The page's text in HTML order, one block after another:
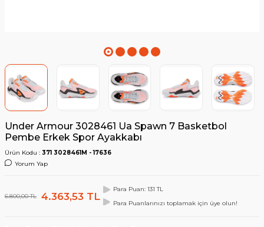
Under Armour 3028461 Ua Spawn 7 Basketbol
Pembe Erkek Spor Ayakkabı
Ürün Kodu : 371 3028461M - 17636
Yorum Yap
6.800,00TL 4.363,53 TL
Para Puan: 131 TL
Para Puanlarınızı toplamak için üye olun!